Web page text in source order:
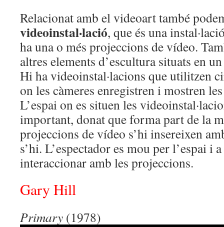
Relacionat amb el videoart també
videoinstal·lació, que és una
ha una o més projeccions de vídeo.
altres elements d’escultura situats en
Hi ha videoinstal·lacions que utilitzen
on les càmeres enregistren i mostren
L’espai on es situen les
important, donat que forma part de la
projeccions de vídeo s’hi insereixen
s’hi. L’espectador es mou per l’espai i
interaccionar amb les projeccions.
Gary Hill
Primary (1978)